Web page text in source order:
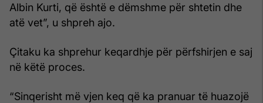
Albin Kurti, që është e dëmshme për shtetin dhe
atë vet”, u shpreh ajo.
Çitaku ka shprehur keqardhje për përfshirjen e saj
në këtë proces.
“Sinqerisht më vjen keq që ka pranuar të huazojë